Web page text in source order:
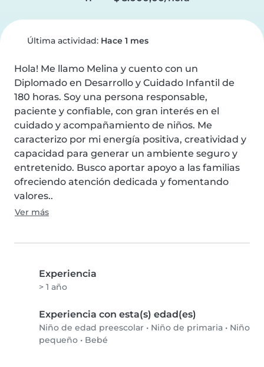
Última actividad: Hace 1 mes
Hola! Me llamo Melina y cuento con un
Diplomado en Desarrollo y Cuidado Infantil de
180 horas. Soy una persona responsable,
paciente y confiable, con gran interés en el
cuidado y acompañamiento de niños. Me
caracterizo por mi energía positiva, creatividad y
capacidad para generar un ambiente seguro y
entretenido. Busco aportar apoyo a las familias
ofreciendo atención dedicada y fomentando
valores..
Ver más
Experiencia
> 1 año
Experiencia con esta(s) edad(es)
Niño de edad preescolar • Niño de primaria • Niño
pequeño • Bebé